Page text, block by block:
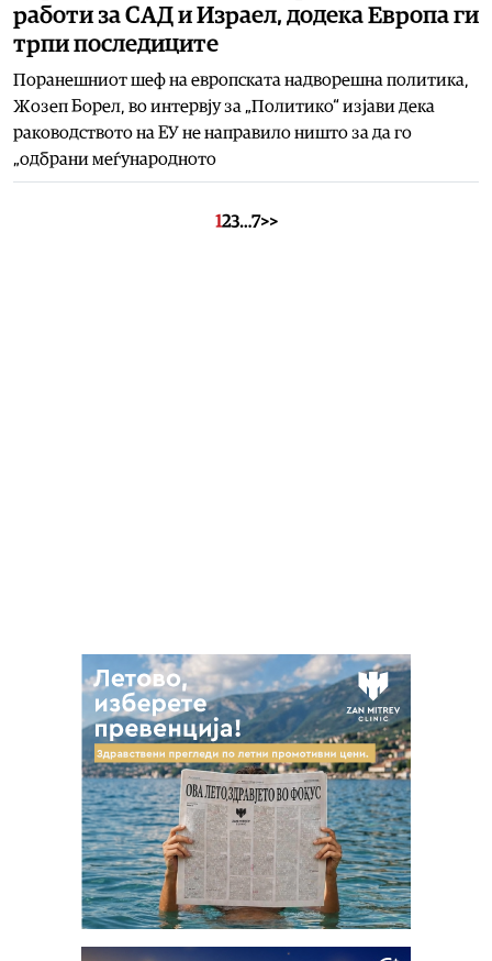
работи за САД и Израел, додека Европа ги
трпи последиците
Поранешниот шеф на европската надворешна политика,
Жозеп Борел, во интервју за „Политико“ изјави дека
раководството на ЕУ не направило ништо за да го
„одбрани меѓународното
123…7>>